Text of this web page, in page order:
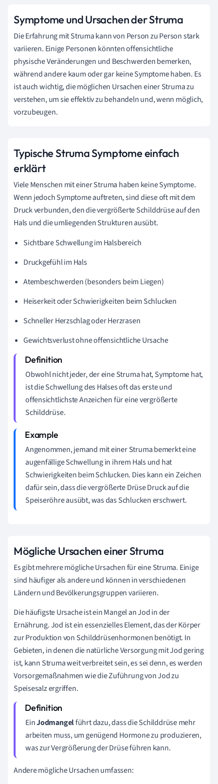
Symptome und Ursachen der Struma
Die Erfahrung mit Struma kann von Person zu Person stark
variieren. Einige Personen könnten offensichtliche
physische Veränderungen und Beschwerden bemerken,
während andere kaum oder gar keine Symptome haben. Es
ist auch wichtig, die möglichen Ursachen einer Struma zu
verstehen, um sie effektiv zu behandeln und, wenn möglich,
vorzubeugen.
Typische Struma Symptome einfach
erklärt
Viele Menschen mit einer Struma haben keine Symptome.
Wenn jedoch Symptome auftreten, sind diese oft mit dem
Druck verbunden, den die vergrößerte Schilddrüse auf den
Hals und die umliegenden Strukturen ausübt.
Sichtbare Schwellung im Halsbereich
Druckgefühl im Hals
Atembeschwerden (besonders beim Liegen)
Heiserkeit oder Schwierigkeiten beim Schlucken
Schneller Herzschlag oder Herzrasen
Gewichtsverlust ohne offensichtliche Ursache
Obwohl nicht jeder, der eine Struma hat, Symptome hat,
ist die Schwellung des Halses oft das erste und
offensichtlichste Anzeichen für eine vergrößerte
Schilddrüse.
Angenommen, jemand mit einer Struma bemerkt eine
augenfällige Schwellung in ihrem Hals und hat
Schwierigkeiten beim Schlucken. Dies kann ein Zeichen
dafür sein, dass die vergrößerte Drüse Druck auf die
Speiseröhre ausübt, was das Schlucken erschwert.
Mögliche Ursachen einer Struma
Es gibt mehrere mögliche Ursachen für eine Struma. Einige
sind häufiger als andere und können in verschiedenen
Ländern und Bevölkerungsgruppen variieren.
Die häufigste Ursache ist ein Mangel an Jod in der
Ernährung. Jod ist ein essenzielles Element, das der Körper
zur Produktion von Schilddrüsenhormonen benötigt. In
Gebieten, in denen die natürliche Versorgung mit Jod gering
ist, kann Struma weit verbreitet sein, es sei denn, es werden
Vorsorgemaßnahmen wie die Zuführung von Jod zu
Speisesalz ergriffen.
EinJodmangelführt dazu, dass die Schilddrüse mehr
arbeiten muss, um genügend Hormone zu produzieren,
was zur Vergrößerung der Drüse führen kann.
Andere mögliche Ursachen umfassen: